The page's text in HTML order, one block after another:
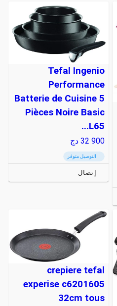
Tefal Ingenio
Performance
Batterie de Cuisine 5
Pièces Noire Basic
L65...
32 900 دج
التوصيل متوفر
إتصال
crepiere tefal
experise c6201605
32cm tous